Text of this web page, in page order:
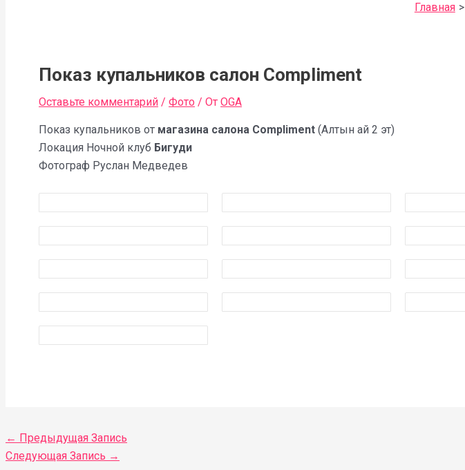
Главная
Показ купальников салон Compliment
Оставьте комментарий / Фото / От OGA
Показ купальников от магазина салона Compliment (Алтын ай 2 эт)
Локация Ночной клуб Бигуди
Фотограф Руслан Медведев
← Предыдущая Запись
Следующая Запись →